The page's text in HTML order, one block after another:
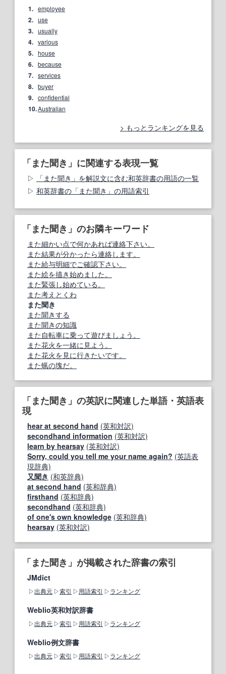
1. employee
2. use
3. usually
4. various
5. house
6. because
7. services
8. buyer
9. confidential
10.Australian
もっとランキングを見る
「また聞き」に関連する表現一覧
「また聞き」を解説文に含む和英辞書の用語の一覧
和英辞書の「また聞き」の用語索引
「また聞き」のお隣キーワード
また細かい点で何かあれば連絡下さい。
また結果が分かったら連絡します。
また給与明細でご確認下さい。
また絵を描き始めました。
また緊張し始めている。
また考えとくわ
また聞き
また聞きする
また聞きの知識
また自転車に乗って遊びましょう。
また花火を一緒に見よう。
また花火を見に行きたいです。
また蝋の塊だ。
「また聞き」の英訳に関連した単語・英語表
現
hear at second hand (英和対訳)
secondhand information (英和対訳)
learn by hearsay (英和対訳)
Sorry, could you tell me your name again? (英語表
現辞典)
又聞き (和英辞典)
at second hand (英和辞典)
firsthand (英和辞典)
secondhand (英和辞典)
of one's own knowledge (英和辞典)
hearsay (英和対訳)
「また聞き」が掲載された辞書の索引
JMdict
出典元 索引 用語索引 ランキング
Weblio英和対訳辞書
出典元 索引 用語索引 ランキング
Weblio例文辞書
出典元 索引 用語索引 ランキング